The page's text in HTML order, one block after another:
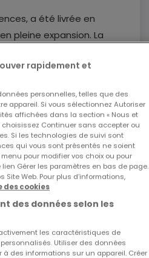
a été livrée en
pleine expansion. La
est désormais
vous offre une
vie et investissement
de la résidence
d'une hauteur sous
atmosphère
tandis que la chambre
privé, parfait pour
qui allie
charme.
Réf Agence B4-03-APT-030
rapidement et
personnelles, telles que des
appareil. Si vous sélectionnez Autoriser
affichées dans la section « Nous et
Continuer sans accepter ou
Si les technologies de suivi sont
qui vous sont présentés ne soient
pour modifier vos choix ou pour
Gérer les paramètres en bas de page.
Web. Pour plus d’informations,
des cookies
des données selon les
les caractéristiques de
Utiliser des données
des informations sur un appareil. Créer